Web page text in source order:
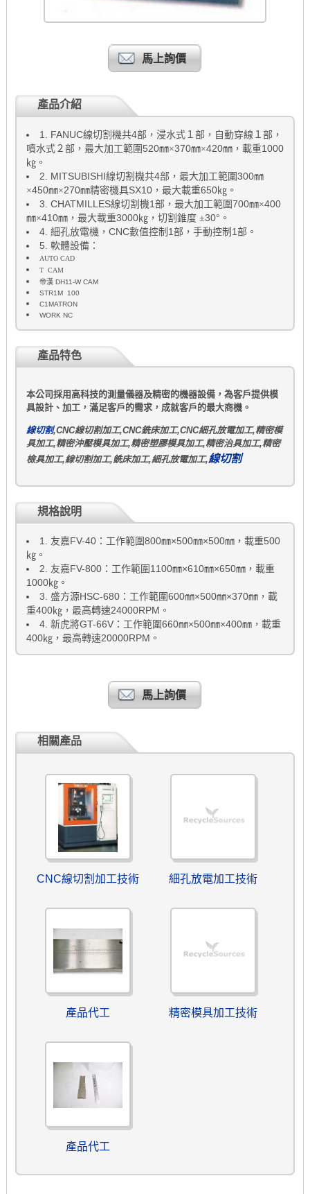
馬上詢價
產品介紹
1. FANUC線切割機共4部，浸水式１部，自動穿線１部，
噴水式２部，最大加工範圍 520㎜×370㎜×420㎜，載重1000
㎏。
2. MITSUBISHI線切割機共4部，最大加工範圍300㎜
×450㎜×270㎜精密機具SX10，最大載重650㎏。
3. CHATMILLES線切割機1 部，最大加工範圍700㎜×400
㎜×410㎜，最大載重3000㎏，切割錐度 ±30°。
4. 細孔放電機， CNC數值控制 1 部，手動控制 1 部。
5. 軟體設備：
AUTO CAD
T CAM
帝漢DH11-W CAM
STR1M
100
C1MATRON
WORK NC
產品特色
本公司採用高科技的測量儀器及精密的機器設備，為客戶提供模
具設計、加工，滿足客戶的需求，成就客戶的最大商機。
線切割,CNC線切割加工,CNC銑床加工,CNC細孔放電加工,精密模
具加工,精密沖壓模具加工,精密塑膠模具加工,精密治具加工,精密
檢具加工,線切割加工,銑床加工,細孔放電加工,線切割
規格說明
1. 友嘉FV-40：工作範圍800㎜×500㎜×500㎜，載重500
㎏。
2. 友嘉FV-800：工作範圍1100㎜×610㎜×650㎜，載重
1000㎏。
3. 盛方源HSC-680：工作範圍600㎜×500㎜×370㎜，載
重400㎏，最高轉速24000RPM 。
4. 新虎將GT-66V：工作範圍660㎜×500㎜×400㎜，載重
400㎏，最高轉速20000RPM 。
馬上詢價
相關產品
CNC線切割加工技術 細孔放電加工技術
產品代工 精密模具加工技術
產品代工